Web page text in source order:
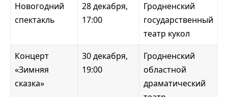
Новогодний
спектакль
28 декабря,
17:00
Гродненский
государственный
театр кукол
Концерт
«Зимняя
сказка»
30 декабря,
19:00
Гродненский
областной
драматический